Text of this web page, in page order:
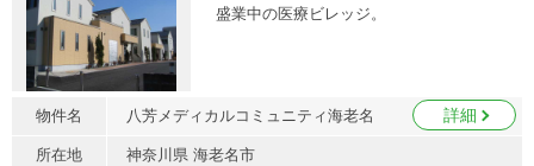
盛業中の医療ビレッジ。
物件名 八芳メディカルコミュニティ海老名 詳細
所在地 神奈川県 海老名市